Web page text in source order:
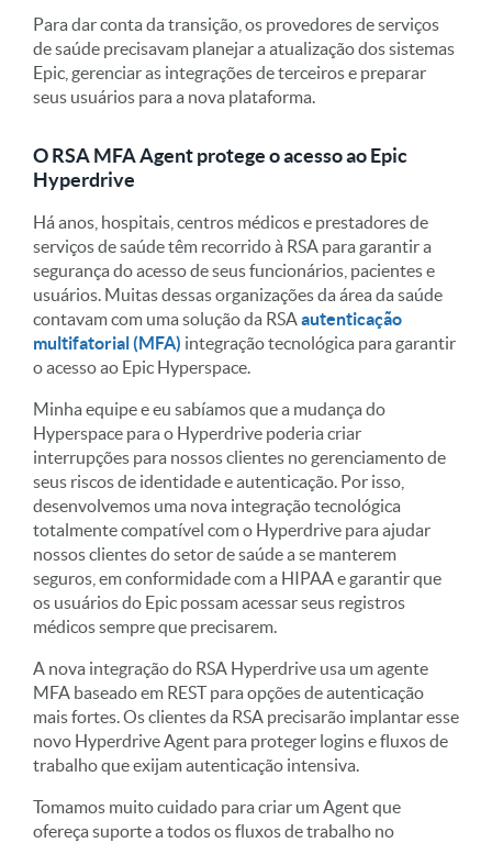
Para dar conta da transição, os provedores de serviços
de saúde precisavam planejar a atualização dos sistemas
Epic, gerenciar as integrações de terceiros e preparar
seus usuários para a nova plataforma.
O RSA MFA Agent protege o acesso ao Epic
Hyperdrive
Há anos, hospitais, centros médicos e prestadores de
serviços de saúde têm recorrido à RSA para garantir a
segurança do acesso de seus funcionários, pacientes e
usuários. Muitas dessas organizações da área da saúde
contavam com uma solução da RSA autenticação
multifatorial (MFA) integração tecnológica para garantir
o acesso ao Epic Hyperspace.
Minha equipe e eu sabíamos que a mudança do
Hyperspace para o Hyperdrive poderia criar
interrupções para nossos clientes no gerenciamento de
seus riscos de identidade e autenticação. Por isso,
desenvolvemos uma nova integração tecnológica
totalmente compatível com o Hyperdrive para ajudar
nossos clientes do setor de saúde a se manterem
seguros, em conformidade com a HIPAA e garantir que
os usuários do Epic possam acessar seus registros
médicos sempre que precisarem.
A nova integração do RSA Hyperdrive usa um agente
MFA baseado em REST para opções de autenticação
mais fortes. Os clientes da RSA precisarão implantar esse
novo Hyperdrive Agent para proteger logins e fluxos de
trabalho que exijam autenticação intensiva.
Tomamos muito cuidado para criar um Agent que
ofereça suporte a todos os fluxos de trabalho no